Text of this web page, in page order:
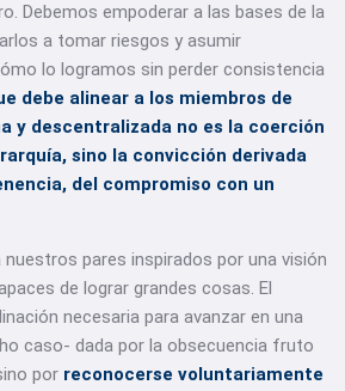
Debemos empoderar a las bases de la
a tomar riesgos y asumir
lo logramos sin perder consistencia
debe alinear a los miembros de
y descentralizada no es la coerción
sino la convicción derivada
del compromiso con un
pares inspirados por una visión
de lograr grandes cosas. El
necesaria para avanzar en una
caso- dada por la obsecuencia fruto
por reconocerse voluntariamente